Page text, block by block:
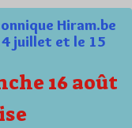
Hiram.be
juillet et le 15
16 août